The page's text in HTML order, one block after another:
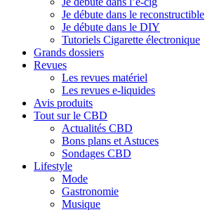
Je débute dans le reconstructible
Je débute dans le DIY
Tutoriels Cigarette électronique
Grands dossiers
Revues
Les revues matériel
Les revues e-liquides
Avis produits
Tout sur le CBD
Actualités CBD
Bons plans et Astuces
Sondages CBD
Lifestyle
Mode
Gastronomie
Musique